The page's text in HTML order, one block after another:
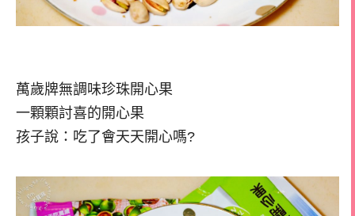
萬歲牌無調味珍珠開心果
一顆顆討喜的開心果
孩子說：吃了會天天開心嗎?